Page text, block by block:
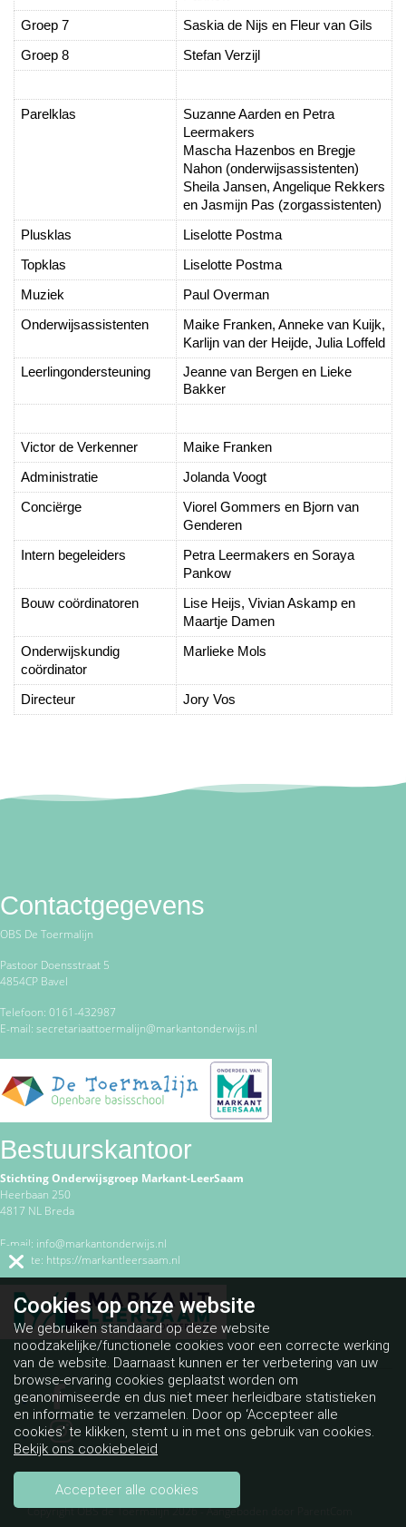
Groep 7 Saskia de Nijs en Fleur van Gils
Groep 8 Stefan Verzijl
Parelklas
Suzanne Aarden en Petra
Leermakers
Mascha Hazenbos en Bregje
Nahon (onderwijsassistenten)
Sheila Jansen, Angelique Rekkers
en Jasmijn Pas (zorgassistenten)
Plusklas Liselotte Postma
Topklas Liselotte Postma
Muziek Paul Overman
Onderwijsassistenten
Maike Franken, Anneke van Kuijk,
Karlijn van der Heijde, Julia Loffeld
Leerlingondersteuning
Jeanne van Bergen en Lieke
Bakker
Victor de Verkenner Maike Franken
Administratie Jolanda Voogt
Conciërge
Viorel Gommers en Bjorn van
Genderen
Intern begeleiders
Petra Leermakers en Soraya
Pankow
Bouw coördinatoren
Lise Heijs, Vivian Askamp en
Maartje Damen
Onderwijskundig
coördinator
Marlieke Mols
Directeur Jory Vos
Contactgegevens
OBS De Toermalijn
Pastoor Doensstraat 5
4854CP Bavel
Telefoon: 0161-432987
E-mail: secretariaattoermalijn@markantonderwijs.nl
Bestuurskantoor
Stichting Onderwijsgroep Markant-LeerSaam
Heerbaan 250
4817 NL Breda
E-mail: info@markantonderwijs.nl
Website: https://markantleersaam.nl
Copyright OBS de Toermalijn 2026 - Aangeboden door
Cookies oponze website
We gebruiken standaard op deze website
noodzakelijke/functionele cookies voor een correcte werking
van de website. Daarnaast kunnen er ter verbetering van uw
browse-ervaring cookies geplaatst worden om
geanonimiseerde en dus niet meer herleidbare statistieken
en informatie te verzamelen. Door op ‘Accepteer alle
cookies’ te klikken, stemt u in met ons gebruik van cookies.
Bekijk ons cookiebeleid
Accepteer alle cookies